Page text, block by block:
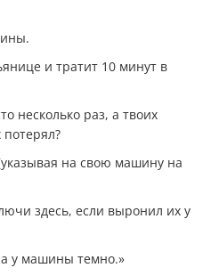
и тратит 10 минут в
несколько раз, а твоих
на свою машину на
здесь, если выронил их у
а у машины темно.»